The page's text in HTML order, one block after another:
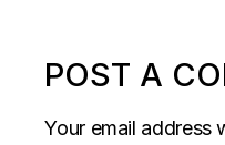
POST A
Your email address